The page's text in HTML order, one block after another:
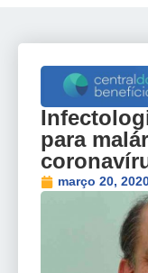
para
março 20,